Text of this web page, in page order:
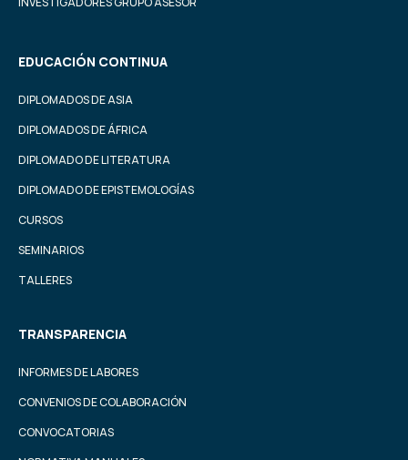
EDUCACIÓN CONTINUA
DIPLOMADOS DE ASIA
DIPLOMADOS DE ÁFRICA
DIPLOMADO DE LITERATURA
DIPLOMADO DE EPISTEMOLOGÍAS
CURSOS
SEMINARIOS
TALLERES
TRANSPARENCIA
INFORMES DE LABORES
CONVENIOS DE COLABORACIÓN
CONVOCATORIAS